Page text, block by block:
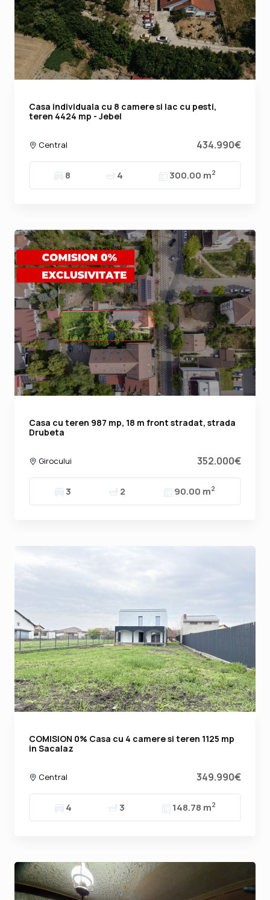
Casa individuala cu 8 camere si lac cu pesti,
teren 4424 mp - Jebel
Central 434.990€
8 4 300.00 m2
Casa cu teren 987 mp, 18 m front stradat, strada
Drubeta
Girocului 352.000€
3 2 90.00 m2
COMISION 0% Casa cu 4 camere si teren 1125 mp
in Sacalaz
Central 349.990€
4 3 148.78 m2